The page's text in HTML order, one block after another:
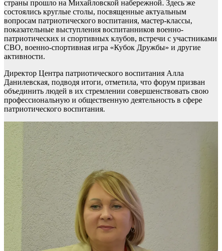
страны прошло на Михайловской набережной. Здесь же
состоялись круглые столы, посвященные актуальным
вопросам патриотического воспитания, мастер-классы,
показательные выступления воспитанников военно-
патриотических и спортивных клубов, встречи с участниками
СВО, военно-спортивная игра «Кубок Дружбы» и другие
активности.
Директор Центра патриотического воспитания Алла
Данилевская, подводя итоги, отметила, что форум призван
объединить людей в их стремлении совершенствовать свою
профессиональную и общественную деятельность в сфере
патриотического воспитания.